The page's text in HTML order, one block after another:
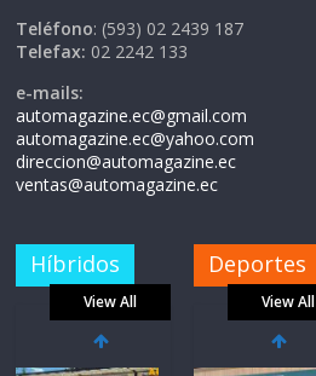
Teléfono: (593) 02 2439 187
Telefax: 02 2242 133
e-mails:
automagazine.ec@gmail.com
automagazine.ec@yahoo.com
direccion@automagazine.ec
ventas@automagazine.ec
Híbridos
View All
Deportes
View All